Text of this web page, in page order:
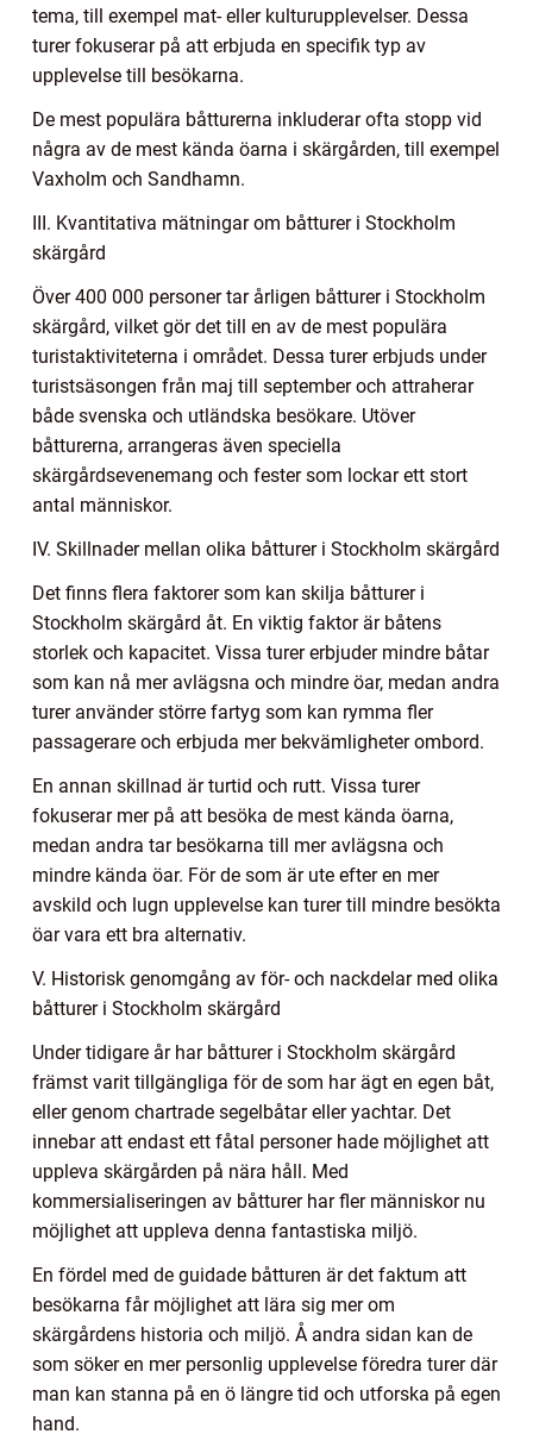
tema, till exempel mat- eller kulturupplevelser. Dessa
turer fokuserar på att erbjuda en specifik typ av
upplevelse till besökarna.
De mest populära båtturerna inkluderar ofta stopp vid
några av de mest kända öarna i skärgården, till exempel
Vaxholm och Sandhamn.
III. Kvantitativa mätningar om båtturer i Stockholm
skärgård
Över 400 000 personer tar årligen båtturer i Stockholm
skärgård, vilket gör det till en av de mest populära
turistaktiviteterna i området. Dessa turer erbjuds under
turistsäsongen från maj till september och attraherar
både svenska och utländska besökare. Utöver
båtturerna, arrangeras även speciella
skärgårdsevenemang och fester som lockar ett stort
antal människor.
IV. Skillnader mellan olika båtturer i Stockholm skärgård
Det finns flera faktorer som kan skilja båtturer i
Stockholm skärgård åt. En viktig faktor är båtens
storlek och kapacitet. Vissa turer erbjuder mindre båtar
som kan nå mer avlägsna och mindre öar, medan andra
turer använder större fartyg som kan rymma fler
passagerare och erbjuda mer bekvämligheter ombord.
En annan skillnad är turtid och rutt. Vissa turer
fokuserar mer på att besöka de mest kända öarna,
medan andra tar besökarna till mer avlägsna och
mindre kända öar. För de som är ute efter en mer
avskild och lugn upplevelse kan turer till mindre besökta
öar vara ett bra alternativ.
V. Historisk genomgång av för- och nackdelar med olika
båtturer i Stockholm skärgård
Under tidigare år har båtturer i Stockholm skärgård
främst varit tillgängliga för de som har ägt en egen båt,
eller genom chartrade segelbåtar eller yachtar. Det
innebar att endast ett fåtal personer hade möjlighet att
uppleva skärgården på nära håll. Med
kommersialiseringen av båtturer har fler människor nu
möjlighet att uppleva denna fantastiska miljö.
En fördel med de guidade båtturen är det faktum att
besökarna får möjlighet att lära sig mer om
skärgårdens historia och miljö. Å andra sidan kan de
som söker en mer personlig upplevelse föredra turer där
man kan stanna på en ö längre tid och utforska på egen
hand.